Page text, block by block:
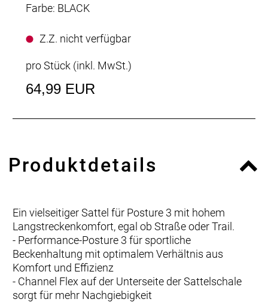
Farbe: BLACK
Z.Z. nicht verfügbar
pro Stück (inkl. MwSt.)
64,99 EUR
Produktdetails
Ein vielseitiger Sattel für Posture 3 mit hohem
Langstreckenkomfort, egal ob Straße oder Trail.
- Performance-Posture 3 für sportliche
Beckenhaltung mit optimalem Verhältnis aus
Komfort und Effizienz
- Channel Flex auf der Unterseite der Sattelschale
sorgt für mehr Nachgiebigkeit